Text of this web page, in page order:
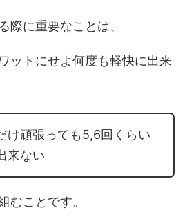
際に重要なことは、
ットにせよ何度も軽快に出来
け頑張っても5,6回くらい
来ない
むことです。